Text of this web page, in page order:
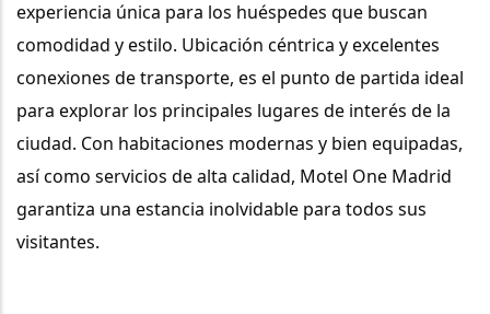
experiencia única para los huéspedes que buscan
comodidad y estilo. Ubicación céntrica y excelentes
conexiones de transporte, es el punto de partida ideal
para explorar los principales lugares de interés de la
ciudad. Con habitaciones modernas y bien equipadas,
así como servicios de alta calidad, Motel One Madrid
garantiza una estancia inolvidable para todos sus
visitantes.